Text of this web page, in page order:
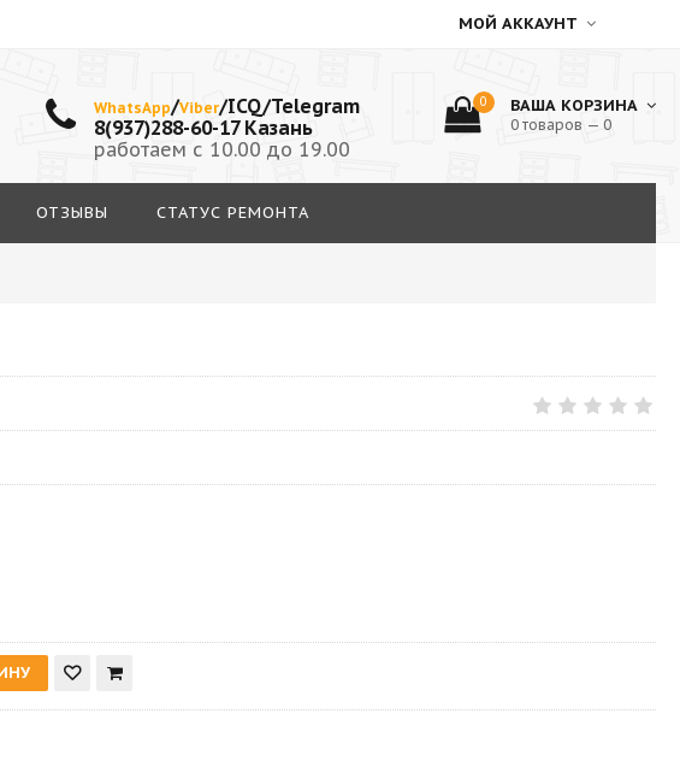
МОЙ АККАУНТ
WhatsApp/Viber/ICQ/Telegram
8(937)288-60-17 Казань
работаем с 10.00 до 19.00
0 ВАША КОРЗИНА
0 товаров — 0
ОТЗЫВЫ СТАТУС РЕМОНТА